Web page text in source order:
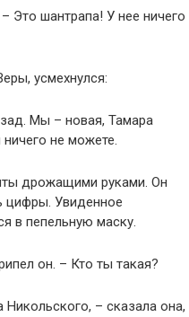
Это шантрапа! У нее ничего
усмехнулся:
Мы – новая, Тамара
не можете.
дрожащими руками. Он
цифры. Увиденное
в пепельную маску.
он. – Кто ты такая?
– сказала она,